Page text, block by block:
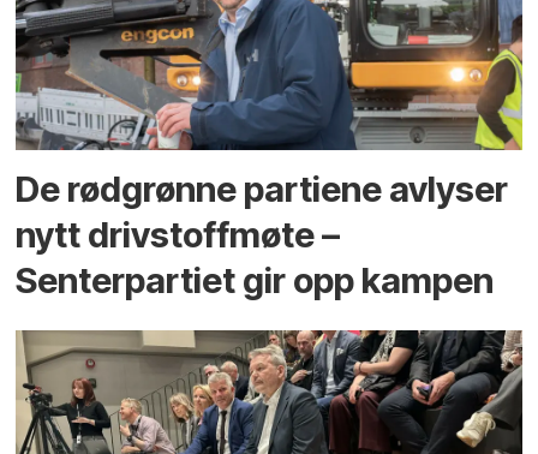
De rødgrønne partiene avlyser
nytt drivstoffmøte –
Senterpartiet gir opp kampen